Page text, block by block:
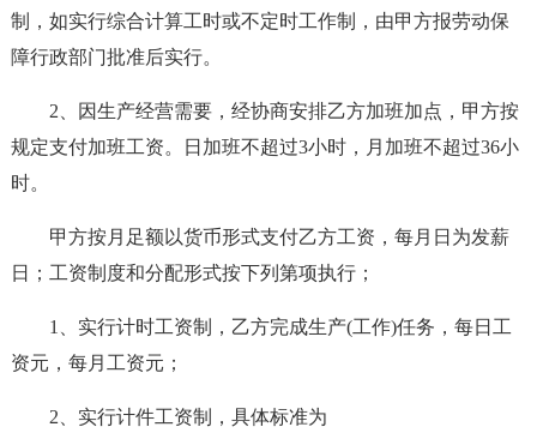
制，如实行综合计算工时或不定时工作制，由甲方报劳动保
障行政部门批准后实行。
2、因生产经营需要，经协商安排乙方加班加点，甲方按
规定支付加班工资。日加班不超过3小时，月加班不超过36小
时。
甲方按月足额以货币形式支付乙方工资，每月日为发薪
日；工资制度和分配形式按下列第项执行；
1、实行计时工资制，乙方完成生产(工作)任务，每日工
资元，每月工资元；
2、实行计件工资制，具体标准为